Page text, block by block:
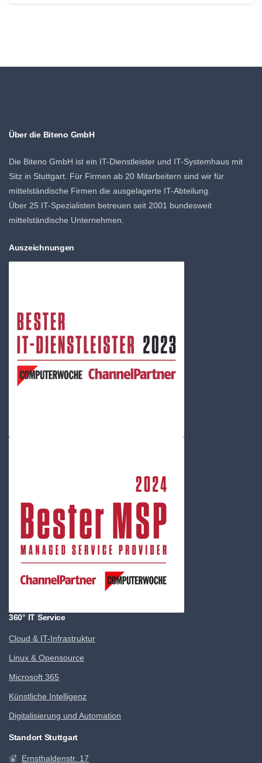
Über die Biteno GmbH
Die Biteno GmbH ist ein IT-Dienstleister und IT-Systemhaus mit
Sitz in Stuttgart. Für Firmen ab 20 Mitarbeitern sind wir für
mittelständische Firmen die ausgelagerte IT-Abteilung.
Über 25 IT-Spezialisten betreuen seit 2001 bundesweit
mittelständische Unternehmen.
Auszeichnungen
360° IT Service
Cloud & IT-Infrastruktur
Linux & Opensource
Microsoft 365
Künstliche Intelligenz
Digitalisierung und Automation
Standort Stuttgart
Ernsthaldenstr. 17